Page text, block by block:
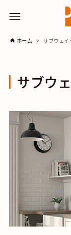
ホーム サブウェイ
サブウ